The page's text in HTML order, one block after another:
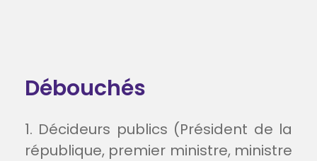
Débouchés
1. Décideurs publics (Président de la
république, premier ministre, ministre